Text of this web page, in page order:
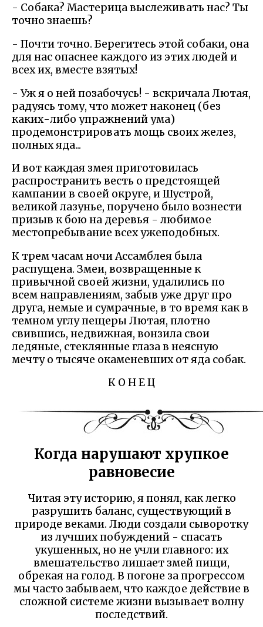
- Собака? Мастерица выслеживать нас? Ты
точно знаешь?
- Почти точно. Берегитесь этой собаки, она
для нас опаснее каждого из этих людей и
всех их, вместе взятых!
- Уж я о ней позабочусь! - вскричала Лютая,
радуясь тому, что может наконец (без
каких-либо упражнений ума)
продемонстрировать мощь своих желез,
полных яда...
И вот каждая змея приготовилась
распространить весть о предстоящей
кампании в своей округе, и Шустрой,
великой лазунье, поручено было вознести
призыв к бою на деревья - любимое
местопребывание всех ужеподобных.
К трем часам ночи Ассамблея была
распущена. Змеи, возвращенные к
привычной своей жизни, удалились по
всем направлениям, забыв уже друг про
друга, немые и сумрачные, в то время как в
темном углу пещеры Лютая, плотно
свившись, недвижная, вонзила свои
ледяные, стеклянные глаза в неясную
мечту о тысяче окаменевших от яда собак.
К О Н Е Ц
Когда нарушают хрупкое
равновесие
Читая эту историю, я понял, как легко
разрушить баланс, существующий в
природе веками. Люди создали сыворотку
из лучших побуждений - спасать
укушенных, но не учли главного: их
вмешательство лишает змей пищи,
обрекая на голод. В погоне за прогрессом
мы часто забываем, что каждое действие в
сложной системе жизни вызывает волну
последствий.